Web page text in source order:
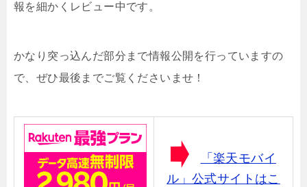
報を細かくレビュー中です。
かなり突っ込んだ部分まで情報公開を行っていますの
で、ぜひ最後までご覧くださいませ！
「楽天モバイ
ル」公式サイトはこ